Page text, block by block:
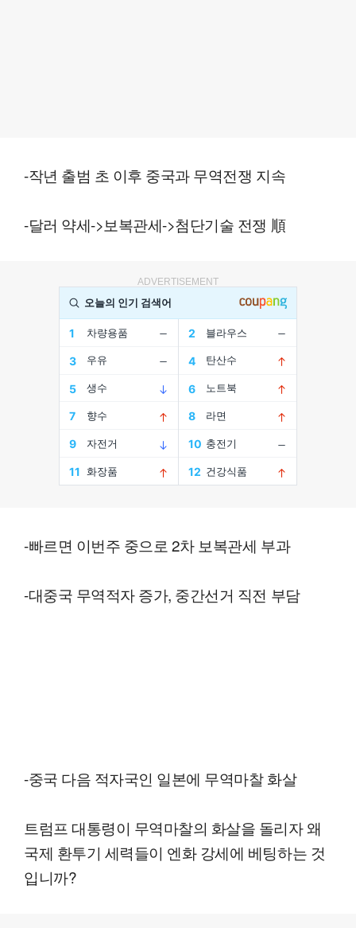
-작년 출범 초 이후 중국과 무역전쟁 지속
-달러 약세->보복관세->첨단기술 전쟁 順
ADVERTISEMENT
-빠르면 이번주 중으로 2차 보복관세 부과
-대중국 무역적자 증가, 중간선거 직전 부담
-중국 다음 적자국인 일본에 무역마찰 화살
트럼프 대통령이 무역마찰의 화살을 돌리자 왜
국제 환투기 세력들이 엔화 강세에 베팅하는 것
입니까?